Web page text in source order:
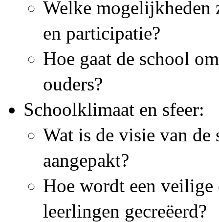
Welke
en participatie?
Hoe gaat de school
ouders?
Schoolklimaat en sfeer:
Wat is de visie van
aangepakt?
Hoe wordt een
leerlingen gecreëerd?